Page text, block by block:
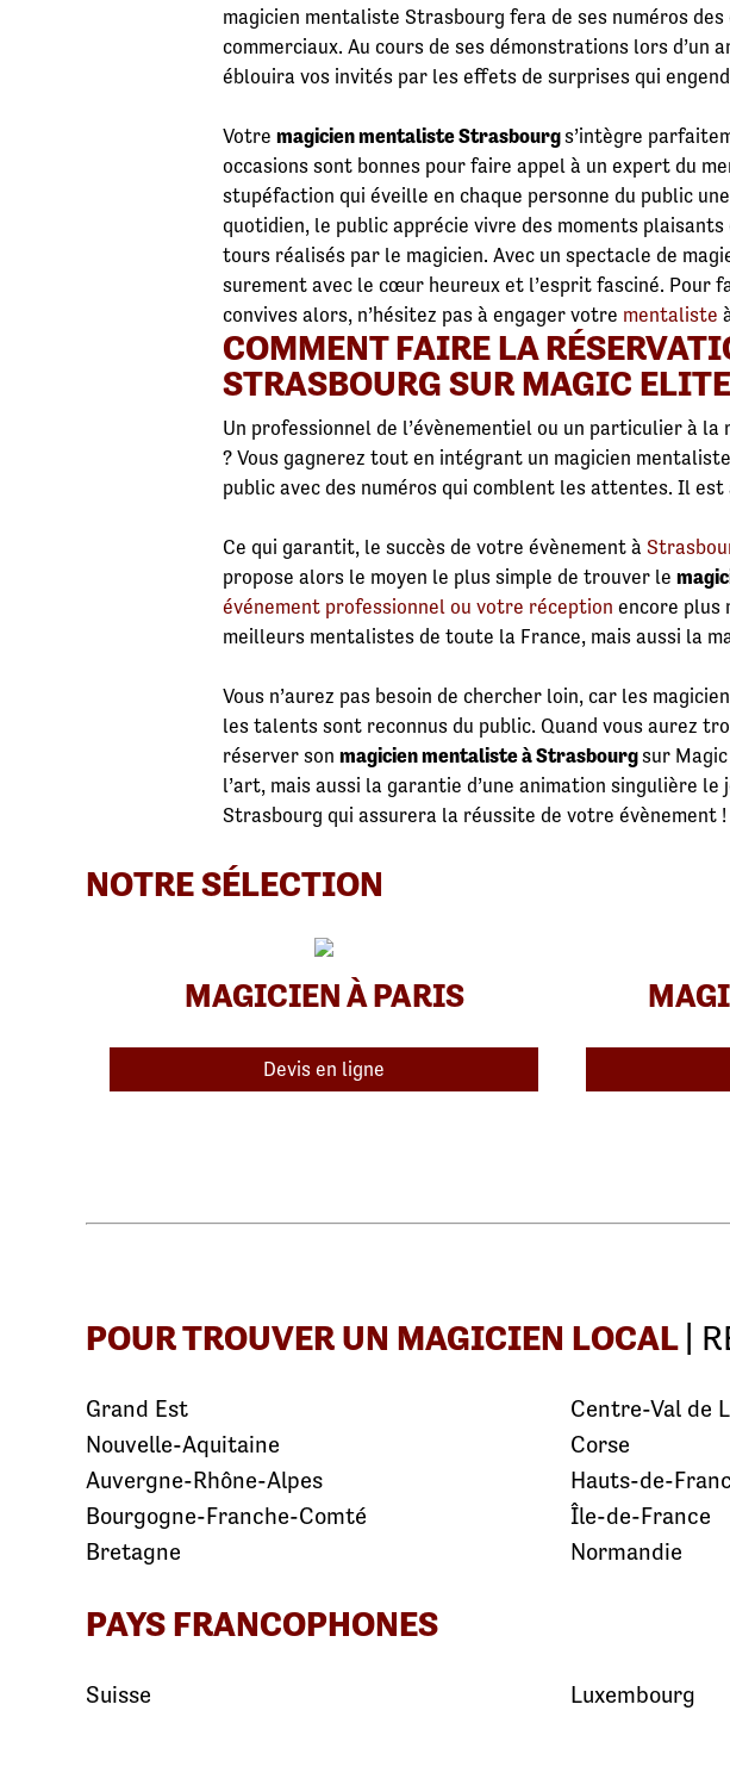
magicien mentaliste Strasbourg fera de ses numéros
commerciaux. Au cours de ses démonstrations lors
éblouira vos invités par les effets de surprises qui
Votre magicien mentaliste Strasbourgs’intègre
occasions sont bonnes pour faire appel à un expert du
stupéfaction qui éveille en chaque personne du public
quotidien, le public apprécie vivre des moments
tours réalisés par le magicien. Avec un spectacle de
surement avec le cœur heureux et l’esprit fasciné. Pour
convives alors, n’hésitez pas à engager votre mentaliste
COMMENT FAIRE LA
STRASBOURG SUR MAGIC
Un professionnel de l’évènementiel ou un particulier à la
? Vous gagnerez tout en intégrant un magicien
public avec des numéros qui comblent les attentes. Il
Ce qui garantit, le succès de votre évènement à
propose alors le moyen le plus simple de trouver le
événement professionnel ou votre réception encore plus
meilleurs mentalistes de toute la France, mais aussi la
Vous n’aurez pas besoin de chercher loin, car les
les talents sont reconnus du public. Quand vous aurez
réserver son magicien mentaliste à Strasbourgsur
l’art, mais aussi la garantie d’une animation singulière
Strasbourg qui assurera la réussite de votre évènement !
NOTRE SÉLECTION
MAGICIEN À PARIS
Devis en ligne
POUR TROUVER UN MAGICIEN LOCAL |
Grand Est
Nouvelle-Aquitaine
Auvergne-Rhône-Alpes
Bourgogne-Franche-Comté
Bretagne
Centre-Val de
Corse
Hauts-de-
Île-de-France
Normandie
PAYS FRANCOPHONES
Suisse Luxembourg